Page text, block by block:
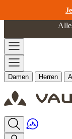
Zum Inhalt springen
Damen Herren